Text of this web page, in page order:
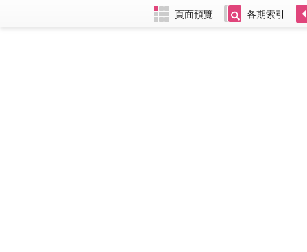
頁面預覽 各期索引